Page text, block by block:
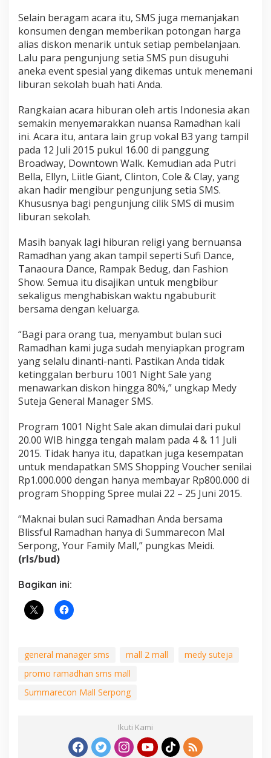
Selain beragam acara itu, SMS juga memanjakan
konsumen dengan memberikan potongan harga
alias diskon menarik untuk setiap pembelanjaan.
Lalu para pengunjung setia SMS pun disuguhi
aneka event spesial yang dikemas untuk menemani
liburan sekolah buah hati Anda.
Rangkaian acara hiburan oleh artis Indonesia akan
semakin menyemarakkan nuansa Ramadhan kali
ini. Acara itu, antara lain grup vokal B3 yang tampil
pada 12 Juli 2015 pukul 16.00 di panggung
Broadway, Downtown Walk. Kemudian ada Putri
Bella, Ellyn, Liitle Giant, Clinton, Cole & Clay, yang
akan hadir mengibur pengunjung setia SMS.
Khususnya bagi pengunjung cilik SMS di musim
liburan sekolah.
Masih banyak lagi hiburan religi yang bernuansa
Ramadhan yang akan tampil seperti Sufi Dance,
Tanaoura Dance, Rampak Bedug, dan Fashion
Show. Semua itu disajikan untuk mengbibur
sekaligus menghabiskan waktu ngabuburit
bersama dengan keluarga.
“Bagi para orang tua, menyambut bulan suci
Ramadhan kami juga sudah menyiapkan program
yang selalu dinanti-nanti. Pastikan Anda tidak
ketinggalan berburu 1001 Night Sale yang
menawarkan diskon hingga 80%,” ungkap Medy
Suteja General Manager SMS.
Program 1001 Night Sale akan dimulai dari pukul
20.00 WIB hingga tengah malam pada 4 & 11 Juli
2015. Tidak hanya itu, dapatkan juga kesempatan
untuk mendapatkan SMS Shopping Voucher senilai
Rp1.000.000 dengan hanya membayar Rp800.000 di
program Shopping Spree mulai 22 – 25 Juni 2015.
“Maknai bulan suci Ramadhan Anda bersama
Blissful Ramadhan hanya di Summarecon Mal
Serpong, Your Family Mall,” pungkas Meidi.
(rls/bud)
Bagikan ini:
general manager sms mall 2 mall
medy suteja
promo ramadhan sms mall
Summarecon Mall Serpong
Ikuti Kami